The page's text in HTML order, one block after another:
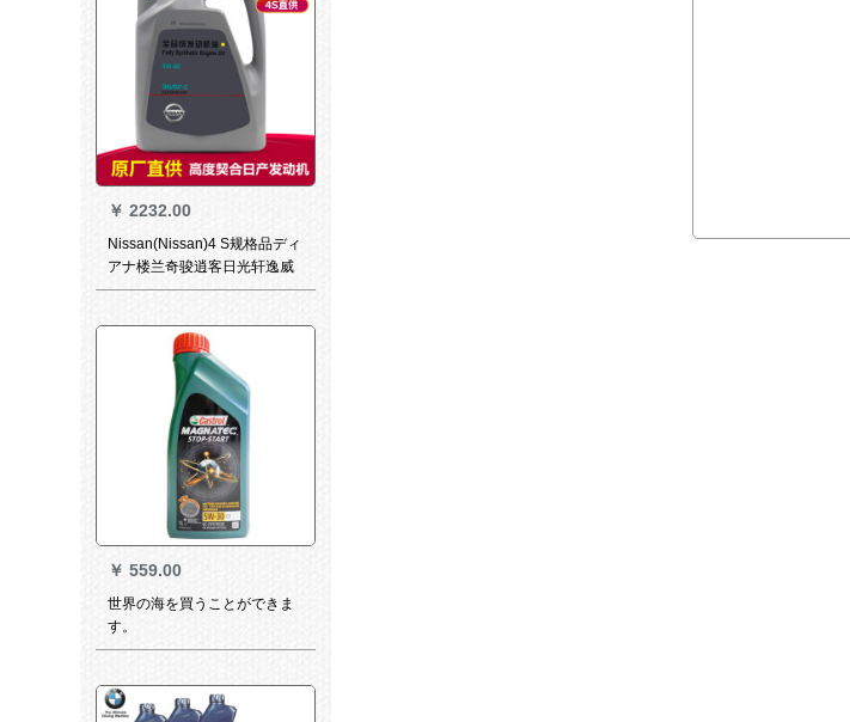
￥ 2232.00
Nissan(Nissan)4 S规格品ディ
アナ楼兰奇骏逍客日光轩逸威
蓝鸟力客颐达NV 200润滑油5
￥ 559.00
世界の海を買うことができま
す。